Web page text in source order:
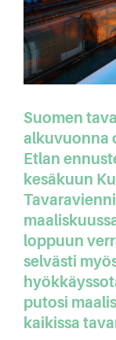
Suomen
alkuvuonna
Etlan
kesäkuun
loppuun
selvästi
putosi
kaikissa